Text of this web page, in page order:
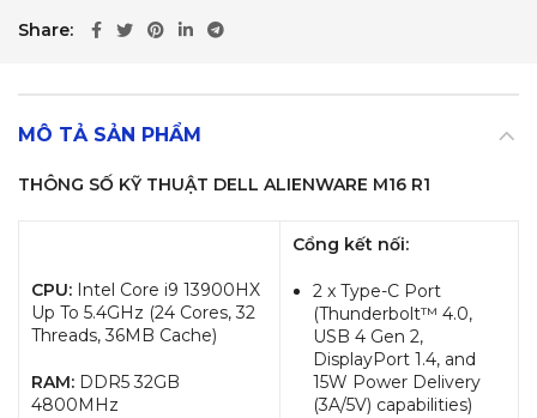
Share
MÔ TẢ SẢN PHẨM
THÔNG SỐ KỸ THUẬT DELL ALIENWARE M16 R1
CPU: Intel Core i9 13900HX
Up To 5.4GHz (24 Cores, 32
Threads, 36MB Cache)
RAM: DDR5 32GB
4800MHz
Cổng kết nối:
2 x Type-C Port
(Thunderbolt™ 4.0,
USB 4 Gen 2,
DisplayPort 1.4, and
15W Power Delivery
(3A/5V) capabilities)